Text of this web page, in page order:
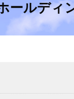
ールディ